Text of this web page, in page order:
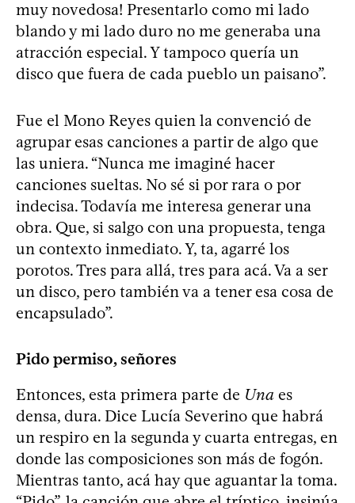
muy novedosa! Presentarlo como mi lado
blando y mi lado duro no me generaba una
atracción especial. Y tampoco quería un
disco que fuera de cada pueblo un paisano”.
Fue el Mono Reyes quien la convenció de
agrupar esas canciones a partir de algo que
las uniera. “Nunca me imaginé hacer
canciones sueltas. No sé si por rara o por
indecisa. Todavía me interesa generar una
obra. Que, si salgo con una propuesta, tenga
un contexto inmediato. Y, ta, agarré los
porotos. Tres para allá, tres para acá. Va a ser
un disco, pero también va a tener esa cosa de
encapsulado”.
Pido permiso, señores
Entonces, esta primera parte de Una es
densa, dura. Dice Lucía Severino que habrá
un respiro en la segunda y cuarta entregas, en
donde las composiciones son más de fogón.
Mientras tanto, acá hay que aguantar la toma.